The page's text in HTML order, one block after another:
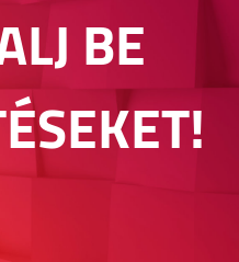
BE